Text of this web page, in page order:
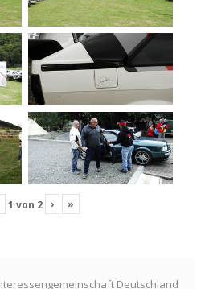
1 von 2 › »
Deutschland